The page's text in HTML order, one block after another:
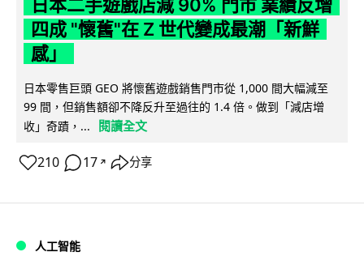
日本二手遊戲店減 90% 門市 業績反增
四成 "懷舊"在 Z 世代變成最潮「新鮮
感」
日本零售巨頭 GEO 將懷舊遊戲銷售門市從 1,000 間大幅減至
99 間，但銷售額卻不降反升至過往的 1.4 倍。做到「減店增
收」奇蹟，...
閱讀全文
210 17 ↗ 分享
人工智能